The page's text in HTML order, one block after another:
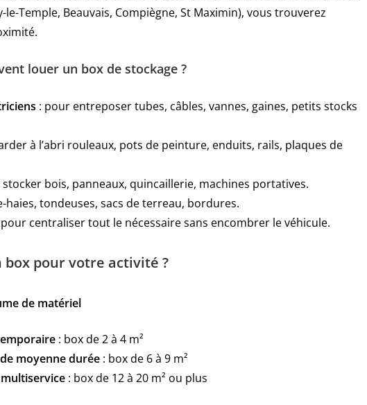
le-Temple, Beauvais, Compiègne, St Maximin), vous trouverez
louer un box de stockage ?
: pour entreposer tubes, câbles, vannes, gaines, petits stocks
à l’abri rouleaux, pots de peinture, enduits, rails, plaques de
bois, panneaux, quincaillerie, machines portatives.
haies, tondeuses, sacs de terreau, bordures.
centraliser tout le nécessaire sans encombrer le véhicule.
pour votre activité ?
de matériel
: box de 2 à 4 m²
moyenne durée : box de 6 à 9 m²
: box de 12 à 20 m² ou plus